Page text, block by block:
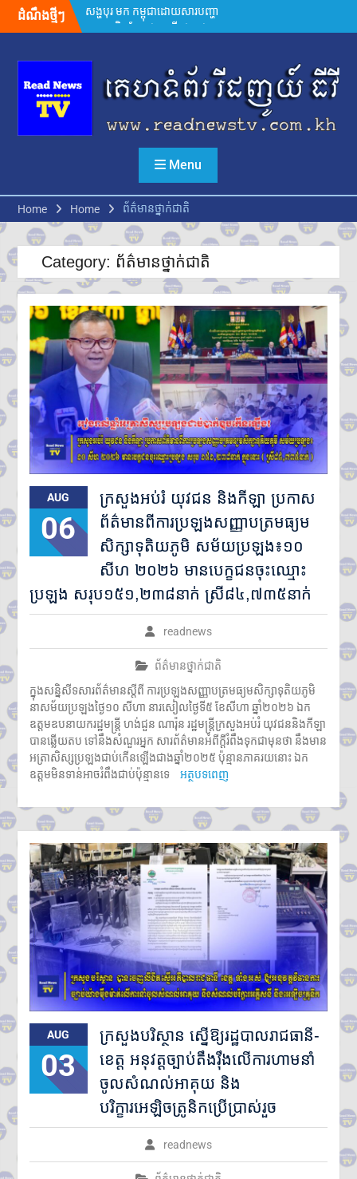
ដំណឹងថ្មីៗ
លោក ថម អេនឌ្រូ «ខ្ញុំរំជួលចិត្ត
ពេលពួកគាត់យំ ពេលនិយាយមក
ដោយសារថៃគ្រប់គ្រង ពួកគាត់
សមនឹងត្រឡប់ទៅផ្ទះវិញ»
អ្នកនាំពាក្យក្រសួងព័ត៌មាន៖
គេហទំព័រមន្ទីរព័ត៌មានរាជធានី-ខេត្ត
ត្រូវក្លាយជាច្រកផ្តល់ព័ត៌មានផ្លូវការ
សម្តេចមហាបវរធិបតី ហ៊ុន
ម៉ាណែត ដាក់ចេញដំណោះស្រាយ
៨ចំណុច ពន្លឿនបញ្ហាជាប់គាំងនៃ
ការចេញបណ្ណសម្គាល់កម្មសិទ្ធិដីធ្លី
រដ្ឋមន្រ្តីក្រសួងមហាផ្ទៃ អំពាវនាវ
អង្គការ សមាគម ដៃគូអភិវឌ្ឍន៍ បន្ត
ចូលរួមលើកកម្ពស់អភិវឌ្ឍន៍ជាតិ
ឯកឧត្តម ស៊ុន ចាន់ថុល បញ្ជាក់ថា
សហរដ្ឋអាមេរិកដាក់លើកម្ពុជា
មិនមែនយកទៅបូកបន្ថែមលើអត្រា
១៩% នោះទេ
លោក ហ្សេលេនស្គី អះអាងថា រុស្ស៊ី
គ្រោងនាំទាហានកូរ៉េខាងជើង
៣០,០០០នាក់បន្ថែម មកចូលរួម
ក្នុងសង្គ្រាម
ក្នុងរយៈពេល១ឆ្នាំ សំណុំរឿងឆបោក
តាមប្រព័ន្ធច្ចេកវិទ្យា២៦៨ករណីត្រូវ
បញ្ជូនទៅតុលាការ និងពាក់ព័ន្ធមុខ
សញ្ញាសង្ស័យជិត ៣ពាន់នាក់
២៤ កក្កដា ២០២៦៖ ខួប ១ ឆ្នាំ នៃ
ការចងចាំអំពីការចាប់ផ្តើមជម្លោះ
ប្រដាប់អាវុធ និងការប្តេជ្ញាចិត្តរក្សា
សន្តិភាព
ឯកឧត្ដម នេត្រ ភក្រ្ដា៖ កុងតឺន័រ
និងលួសបន្លា មិនមែនជាខ្សែបន្ទាត់
ព្រំដែនទេ ហើយកម្លាំងយោធាមិន
អាចកែប្រែព្រំដែនអន្តរជាតិបាន
ក្រសួងអប់រំ យុវជន និងកីឡា
ប្រកាសព័ត៌មានពីការប្រឡង
សញ្ញាបត្រមធ្យមសិក្សាទុតិយភូមិ
សម័យប្រឡង៖១០ សីហ ២០២៦
មានបេក្ខជនចុះឈ្មោះប្រឡង
សរុប១៥១,២៣៨នាក់
ស្រី៨៤,៧៣៥នាក់
ក្រុមអ្នកសង្កេតការណ៍អាស៊ាន ចុះ
មានជ័យ
ហ៊ុនម៉ាណែត អញ្ជើញប្រគល់ផ្ទះថ្មី
៣ខ្នង ជូនក្រុមគ្រួសារវីរកងទ័ពពលី
នៅខេត្តកណ្តាល
ក្រសួងបរិស្ថាន ស្នើឱ្យរដ្ឋបាល
រាជធានី-ខេត្ត អនុវត្តច្បាប់តឹងរ៉ឹង
លើការហាមនាំចូលសំណល់អាគុយ
និងបរិក្ខារអេឡិចត្រូនិកប្រើប្រាស់រួច
អាជ្ញាធរខេត្តបន្ទាយមានជ័យ រៀបចំ
ការចាប់ឆ្នោត ជ្រើសរើសតូបលក់ដូរ
សម្រាប់អាជីវករភៀសសឹក នៅភូមិ
រង់ចាំ ជំហានដំបូង
ប្រមាណ៣០០តូប
លោក ទូច សុឃៈ បញ្ជាក់ថា៖ យុវតី
សិង្ហបុរី មក កម្ពុជាដោយសារបញ្ហា
គ្រួសារ មិនមែនជាករណីជួញដូរ
មនុស្ស
Menu
Home Home ព័ត៌មានថ្នាក់ជាតិ
Category: ព័ត៌មានថ្នាក់ជាតិ
AUG
06
ក្រសួងអប់រំ យុវជន និងកីឡា ប្រកាស
ព័ត៌មានពីការប្រឡងសញ្ញាបត្រមធ្យម
សិក្សាទុតិយភូមិ សម័យប្រឡង៖១០
សីហ ២០២៦ មានបេក្ខជនចុះឈ្មោះ
ប្រឡង សរុប១៥១,២៣៨នាក់ ស្រី៨៤,៧៣៥នាក់
readnews
ព័ត៌មានថ្នាក់ជាតិ
ក្នុងសន្និសីទសារព័ត៌មានស្តីពី ការប្រឡងសញ្ញាបត្រមធ្យមសិក្សាទុតិយភូមិ
នាសម័យប្រឡងថ្ងៃ១០ សីហា នារសៀលថ្ងៃទី៥ ខែសីហា ឆ្នាំ២០២៦ ឯក
ឧត្តមឧបនាយករដ្ឋមន្រ្តី ហង់ជួន ណារ៉ុន រដ្ឋមន្រ្តីក្រសួងអប់រំ យុវជននិងកីឡា
បានឆ្លើយតប ទៅនឹងសំណួរអ្នក សារព័ត៌មានអំពីក្តីរំពឹងទុកជាមុនថា នឹងមាន
អត្រាសិស្សប្រឡងជាប់កើនឡើងជាងឆ្នាំ២០២៥​ ប៉ុន្មានភាគរយនោះ ឯក
ឧត្តមមិនទាន់អាចរំពឹងជាប់ប៉ុន្មានទេ
អត្ថបទពេញ
AUG
03
ក្រសួងបរិស្ថាន ស្នើឱ្យរដ្ឋបាលរាជធានី-
ខេត្ត អនុវត្តច្បាប់តឹងរ៉ឹងលើការហាមនាំ
ចូលសំណល់អាគុយ និង
បរិក្ខារអេឡិចត្រូនិកប្រើប្រាស់រួច
readnews